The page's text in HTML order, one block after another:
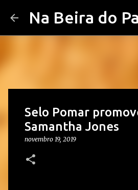
Na Beira do
Selo Pomar
Samantha Jones
novembro 19, 2019